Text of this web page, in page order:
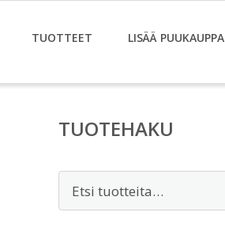
TUOTTEET LISÄÄ PUUKAUPPA
TUOTEHAKU